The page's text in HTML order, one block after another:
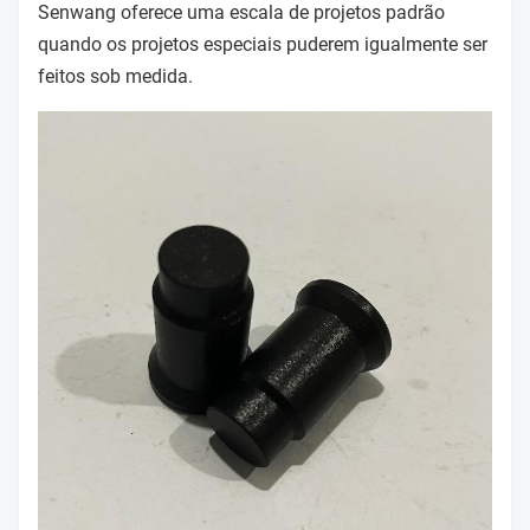
Senwang oferece uma escala de projetos padrão
quando os projetos especiais puderem igualmente ser
feitos sob medida.